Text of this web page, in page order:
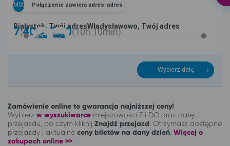
MIX Połączenie zawiera adres-adres
Białystok, Twój adresWładysławowo, Twój adres
7:40 -17:50 10h10min
Wybierz datę
Zamówienie online to gwarancja najniższej ceny!
Wybierz w wyszukiwarce miejscowości Z i DO oraz datę
przejazdu, po czym kliknij Znajdź przejazd . Otrzymasz dostępne
przejazdy i aktualne ceny biletów na dany dzień Więcej o
zakupach online >>